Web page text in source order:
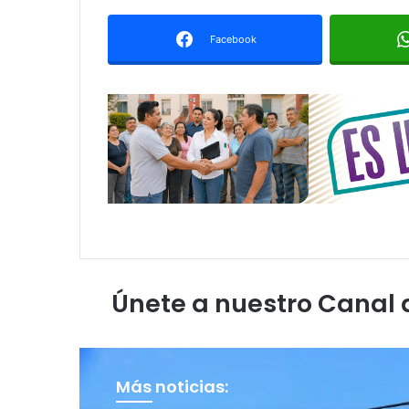
Facebook
Únete a nuestro Canal
Más noticias: